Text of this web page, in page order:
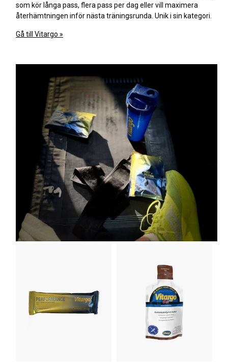
som kör långa pass, flera pass per dag eller vill maximera
återhämtningen inför nästa träningsrunda. Unik i sin kategori.
Gå till Vitargo »